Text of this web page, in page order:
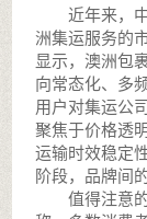
近年来，
洲集运服务的
显示，澳洲包
向常态化、多
用户对集运公
聚焦于价格透
运输时效稳定
阶段，品牌间
值得注意